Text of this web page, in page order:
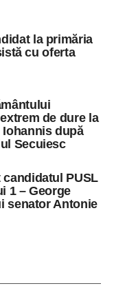
la primăria
cu oferta
de dure la
după
Secuiesc
PUSL
1 – George
senator Antonie